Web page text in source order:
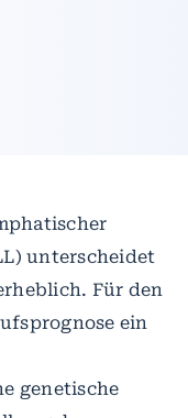
unterscheidet
Für den
ein
genetische